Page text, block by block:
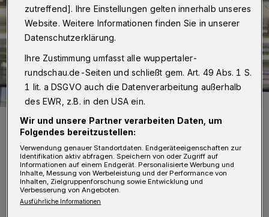
Über die Displays wurde die Störung angekündigt.
Foto: Christoph Petersen
Sie trat gegen 17 Uhr auf. Weil zu diesem
zutreffend]. Ihre Einstellungen gelten innerhalb unseres
Website. Weitere Informationen finden Sie in unserer
Datenschutzerklärung.
Ihre Zustimmung umfasst alle wuppertaler-
rundschau.de-Seiten und schließt gem. Art. 49 Abs. 1 S.
1 lit. a DSGVO auch die Datenverarbeitung außerhalb
des EWR, z.B. in den USA ein.
Wir und unsere Partner verarbeiten Daten, um
Folgendes bereitzustellen:
Verwendung genauer Standortdaten. Endgeräteeigenschaften zur
Identifikation aktiv abfragen. Speichern von oder Zugriff auf
Informationen auf einem Endgerät. Personalisierte Werbung und
Inhalte, Messung von Werbeleistung und der Performance von
Inhalten, Zielgruppenforschung sowie Entwicklung und
Verbesserung von Angeboten.
Ausführliche Informationen